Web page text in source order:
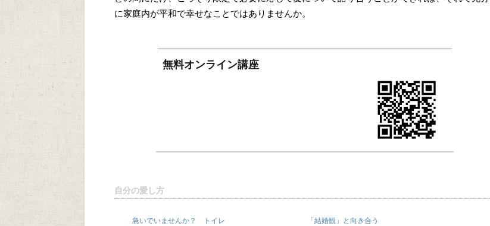
に家庭内が平和で幸せなことではありませんか。
無料オンライン講座
自分の愛し方
急いでいませんか？ トイレ 「結婚観」と向き合う